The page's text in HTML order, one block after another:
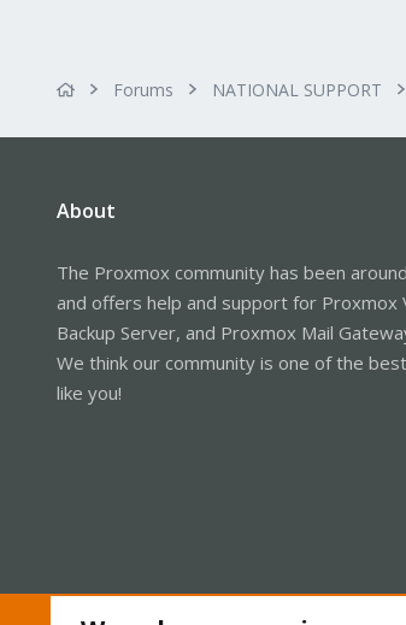
Forums NATIONAL SUPPORT
About
The Proxmox community has been
and offers help and support for Proxmox
Backup Server, and Proxmox Mail
We think our community is one of the
like you!